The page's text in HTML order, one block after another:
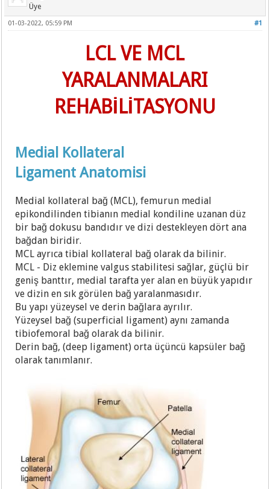
Üye
#1
01-03-2022, 05:59 PM
LCL VE MCL
YARALANMALARI
REHABİLİTASYONU
Medial Kollateral
Ligament Anatomisi
Medial kollateral bağ (MCL), femurun medial
epikondilinden tibianın medial kondiline uzanan düz
bir bağ dokusu bandıdır ve dizi destekleyen dört ana
bağdan biridir.
MCL ayrıca tibial kollateral bağ olarak da bilinir.
MCL - Diz eklemine valgus stabilitesi sağlar, güçlü bir
geniş banttır, medial tarafta yer alan en büyük yapıdır
ve dizin en sık görülen bağ yaralanmasıdır.
Bu yapı yüzeysel ve derin bağlara ayrılır.
Yüzeysel bağ (superficial ligament) aynı zamanda
tibiofemoral bağ olarak da bilinir.
Derin bağ, (deep ligament) orta üçüncü kapsüler bağ
olarak tanımlanır.